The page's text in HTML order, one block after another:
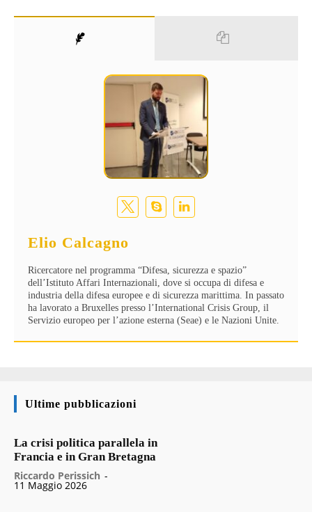
Elio Calcagno
Ricercatore nel programma “Difesa, sicurezza e spazio”
dell’Istituto Affari Internazionali, dove si occupa di difesa e
industria della difesa europee e di sicurezza marittima. In passato
ha lavorato a Bruxelles presso l’International Crisis Group, il
Servizio europeo per l’azione esterna (Seae) e le Nazioni Unite.
Ultime pubblicazioni
La crisi politica parallela in
Francia e in Gran Bretagna
Riccardo Perissich -
11 Maggio 2026